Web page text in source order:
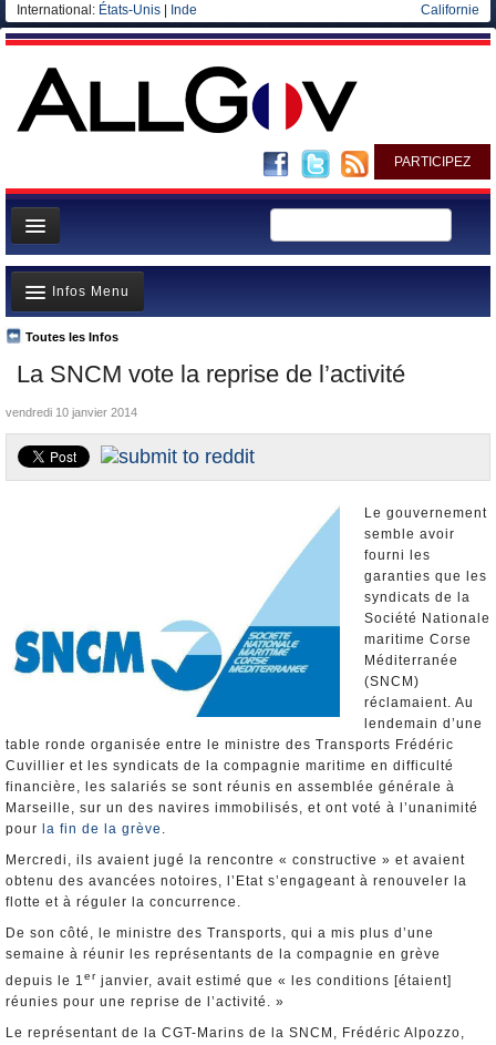
International: États-Unis Inde Californie
PARTICIPEZ
Page d'accueil
Infos
Gouvernement
Ministères/Directions
Blog
Elections européennes
La SNCM vote la reprise de l’activité
Toutes les Infos
Infos Menu
A la Une
Polémiques
Où va l’argent?
La France et le Monde
vendredi 10 janvier 2014
Le gouvernement
semble avoir
fourni les
garanties que les
syndicats de la
Société Nationale
maritime Corse
Méditerranée
(SNCM)
réclamaient. Au
lendemain d’une
table ronde organisée entre le ministre des Transports Frédéric
Cuvillier et les syndicats de la compagnie maritime en difficulté
financière, les salariés se sont réunis en assemblée générale à
Marseille, sur un des navires immobilisés, et ont voté à l’unanimité
pour
la fin de la grève .
Mercredi, ils avaient jugé la rencontre « constructive » et avaient
obtenu des avancées notoires, l’Etat s’engageant à renouveler la
flotte et à réguler la concurrence.
De son côté, le ministre des Transports, qui a mis plus d’une
semaine à réunir les représentants de la compagnie en grève
depuis le 1er janvier, avait estimé que « les conditions [étaient]
réunies pour une reprise de l’activité. »
Le représentant de la CGT-Marins de la SNCM, Frédéric Alpozzo,